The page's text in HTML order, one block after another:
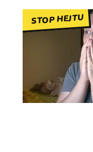
STOP HEJTU